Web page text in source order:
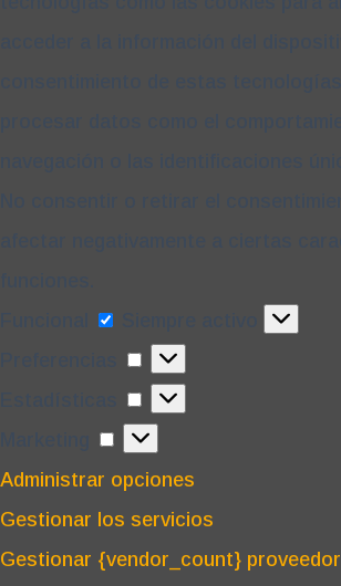
Preferencias
Estadísticas
Marketing
Administrar opciones
Gestionar los servicios
Gestionar {vendor_count}